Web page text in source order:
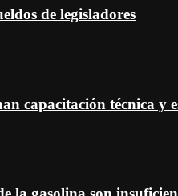
de legisladores
capacitación técnica y